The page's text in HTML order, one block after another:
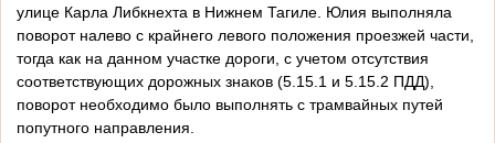
улице Карла Либкнехта в Нижнем Тагиле. Юлия выполняла
поворот налево с крайнего левого положения проезжей части,
тогда как на данном участке дороги, с учетом отсутствия
соответствующих дорожных знаков (5.15.1 и 5.15.2 ПДД),
поворот необходимо было выполнять с трамвайных путей
попутного направления.